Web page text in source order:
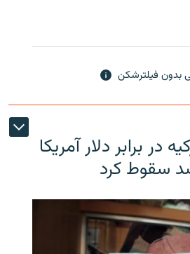
بدون فیلترشکن
در برابر دلار آمریکا